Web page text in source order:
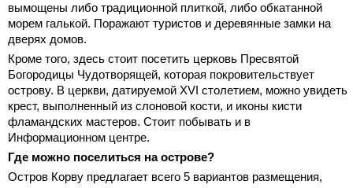
вымощены либо традиционной плиткой, либо обкатанной
морем галькой. Поражают туристов и деревянные замки на
дверях домов.
Кроме того, здесь стоит посетить церковь Пресвятой
Богородицы Чудотворящей, которая покровительствует
острову. В церкви, датируемой XVI столетием, можно увидеть
крест, выполненный из слоновой кости, и иконы кисти
фламандских мастеров. Стоит побывать и в
Информационном центре.
Где можно поселиться на острове?
Остров Корву предлагает всего 5 вариантов размещения,